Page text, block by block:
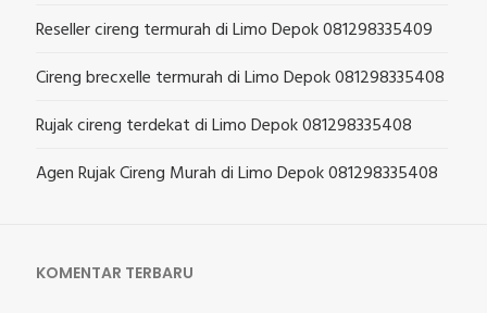
Reseller cireng termurah di Limo Depok 081298335409
Cireng brecxelle termurah di Limo Depok 081298335408
Rujak cireng terdekat di Limo Depok 081298335408
Agen Rujak Cireng Murah di Limo Depok 081298335408
KOMENTAR TERBARU